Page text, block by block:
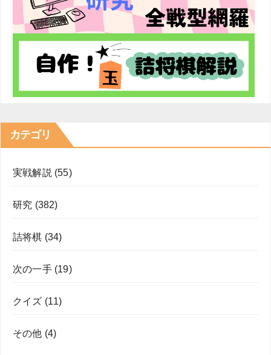
カテゴリ
実戦解説 (55)
研究 (382)
詰将棋 (34)
次の一手(19)
クイズ (11)
その他 (4)